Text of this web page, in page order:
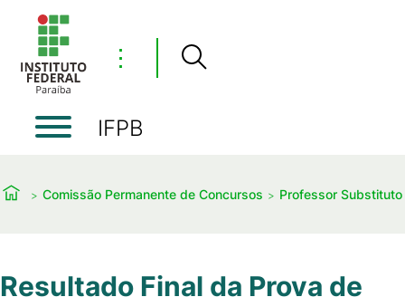
⋮
IFPB
Comissão Permanente de Concursos Professor Substituto
Resultado Final da Prova de